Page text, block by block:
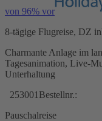
von 96% vor
8-tägige Flugreise, DZ
Charmante Anlage im
Tagesanimation, Live-
Unterhaltung
253001 Bestellnr.:
Pauschalreise